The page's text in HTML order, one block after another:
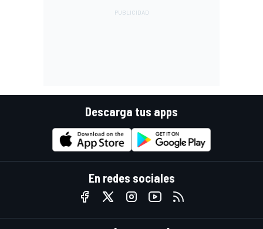
Descarga tus apps
En redes sociales